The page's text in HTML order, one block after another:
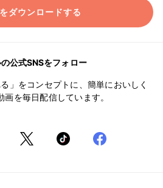
ダウンロードする
公式SNSをフォロー
」をコンセプトに、簡単においしく
画を毎日配信しています。